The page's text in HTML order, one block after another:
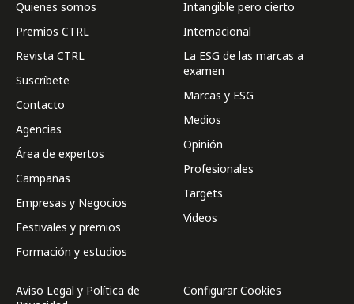
Quienes somos
Premios CTRL
Revista CTRL
Suscríbete
Contacto
Agencias
Área de expertos
Campañas
Empresas y Negocios
Festivales y premios
Formación y estudios
Intangible pero cierto
Internacional
La ESG de las marcas a
examen
Marcas y ESG
Medios
Opinión
Profesionales
Targets
Videos
Aviso Legal y Política de
Configurar Cookies